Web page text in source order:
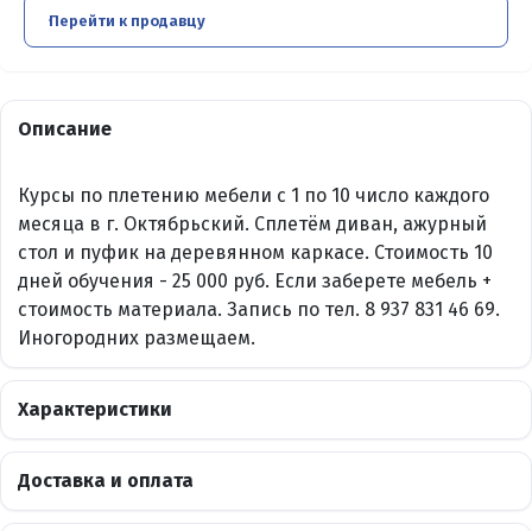
Перейти к продавцу
Описание
Курсы по плетению мебели с 1 по 10 число каждого
месяца в г. Октябрьский. Сплетём диван, ажурный
стол и пуфик на деревянном каркасе. Стоимость 10
дней обучения - 25 000 руб. Если заберете мебель +
стоимость материала. Запись по тел. 8 937 831 46 69.
Иногородних размещаем.
Характеристики
Доставка и оплата